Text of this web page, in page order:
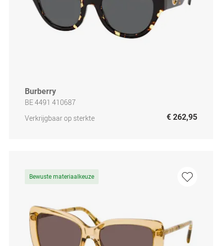
Burberry
BE 4491 410687
Verkrijgbaar op sterkte
€ 262,95
Bewuste materiaalkeuze